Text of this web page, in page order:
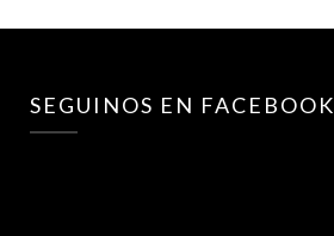
SEGUINOS EN FACEBOOK